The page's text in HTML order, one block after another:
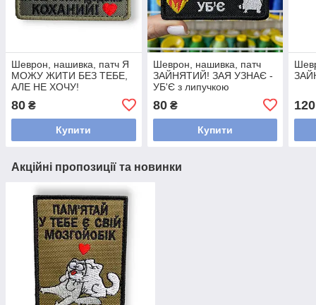
Шеврон, нашивка, патч Я
МОЖУ ЖИТИ БЕЗ ТЕБЕ,
АЛЕ НЕ ХОЧУ!
ПОВЕРТАЙСЯ ДОДОМУ! з
липучкою
80 ₴
Купити
Шеврон, нашивка, патч
ЗАЙНЯТИЙ! ЗАЯ УЗНАЄ -
УБ'Є з липучкою
80₴
Купити
120
Акційні пропозиції та новинки